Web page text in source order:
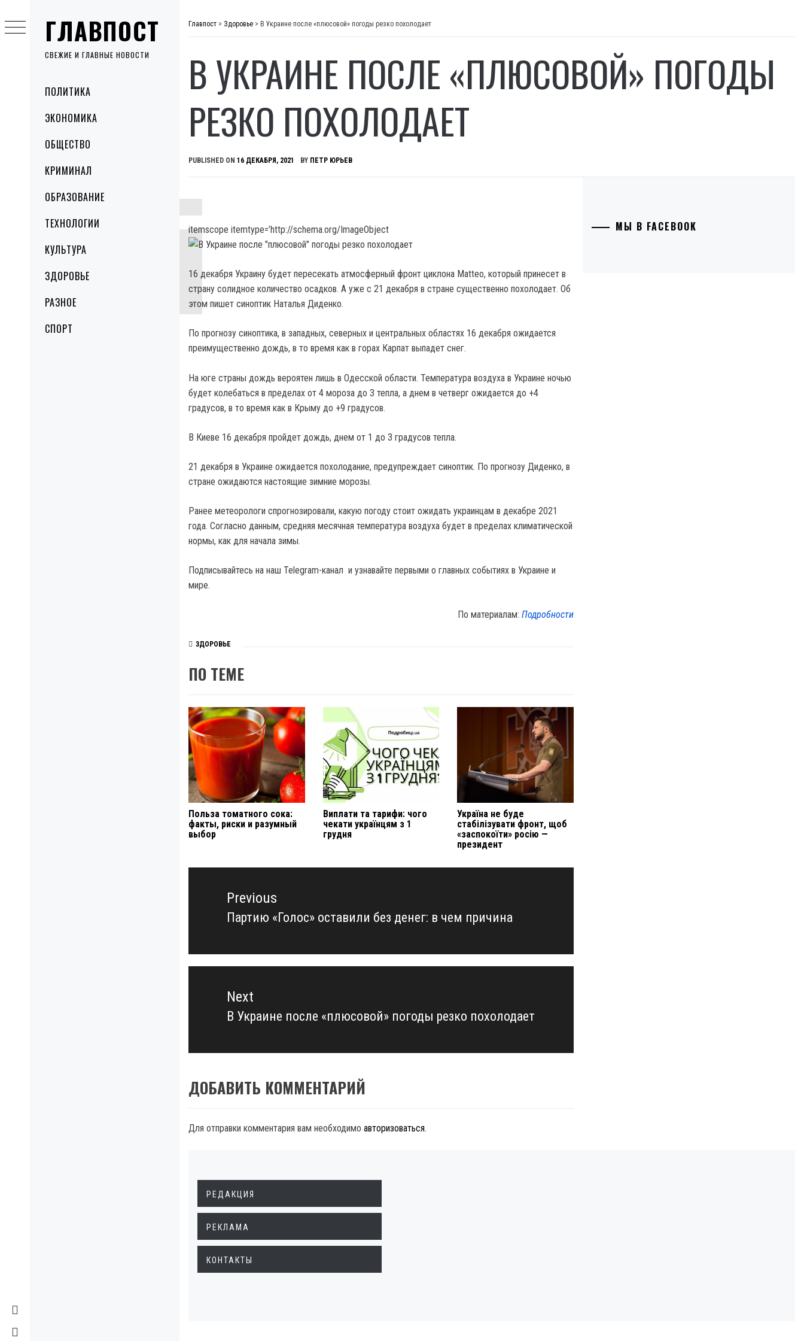
ГЛАВПОСТ
СВЕЖИЕ И ГЛАВНЫЕ НОВОСТИ
MenuПОЛИТИКА
ЭКОНОМИКА
ОБЩЕСТВО
КРИМИНАЛ
ОБРАЗОВАНИЕ
ТЕХНОЛОГИИ
КУЛЬТУРА
ЗДОРОВЬЕ
РАЗНОЕ
СПОРТ
to
content
Главпост > Здоровье > В Украине после «плюсовой» погоды резко похолодает
В УКРАИНЕ ПОСЛЕ «ПЛЮСОВОЙ» ПОГОДЫ
РЕЗКО ПОХОЛОДАЕТ
PUBLISHED ON 16 ДЕКАБРЯ, 2021 BY ПЕТР ЮРЬЕВ
itemscope itemtype=’http://schema.org/ImageObject
16 декабря Украину будет пересекать атмосферный фронт циклона Matteo, который принесет в
страну солидное количество осадков. А уже с 21 декабря в стране существенно похолодает. Об
этом пишет синоптик Наталья Диденко.
По прогнозу синоптика, в западных, северных и центральных областях 16 декабря ожидается
преимущественно дождь, в то время как в горах Карпат выпадет снег.
На юге страны дождь вероятен лишь в Одесской области. Температура воздуха в Украине ночью
будет колебаться в пределах от 4 мороза до 3 тепла, а днем в четверг ожидается до +4
градусов, в то время как в Крыму до +9 градусов.
В Киеве 16 декабря пройдет дождь, днем от 1 до 3 градусов тепла.
21 декабря в Украине ожидается похолодание, предупреждает синоптик. По прогнозу Диденко, в
стране ожидаются настоящие зимние морозы.
Ранее метеорологи спрогнозировали, какую погоду стоит ожидать украинцам в декабре 2021
года. Согласно данным, средняя месячная температура воздуха будет в пределах климатической
нормы, как для начала зимы.
Подписывайтесь на наш Telegram-канал и узнавайте первыми о главных событиях в Украине и
мире.
По материалам:Подробности
ЗДОРОВЬЕ
ПО ТЕМЕ
Польза томатного сока:
факты, риски и разумный
выбор
Виплати та тарифи: чого
чекати українцям з 1
грудня
Україна не буде
стабілізувати фронт, щоб
«заспокоїти» росію —
президент
Навигация
записямPrevious
Previous
Партию «Голос» оставили без денег: в чем причина
Next
Next
В Украине после «плюсовой» погоды резко похолодает
ДОБАВИТЬ КОММЕНТАРИЙ
Для отправки комментария вам необходимо авторизоваться.
МЫ В FACEBOOK
РЕДАКЦИЯ
РЕКЛАМА
КОНТАКТЫ